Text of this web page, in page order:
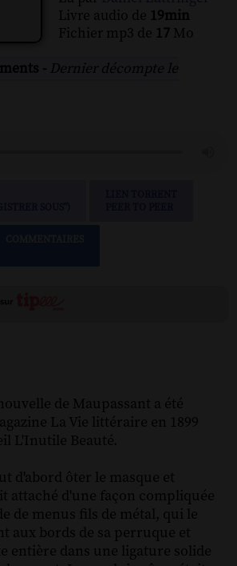
Livre audio de 19min
Fichier mp3 de 17 Mo
- Dernier décompte le
de Maupassant a été
La Vie littéraire en 1899
L'Inutile Beauté.
d'abord ôter le masque et
attaché d'une façon compliquée
de menus fils de métal, qui le
aux bords de sa perruque et
entière dans une ligature solide